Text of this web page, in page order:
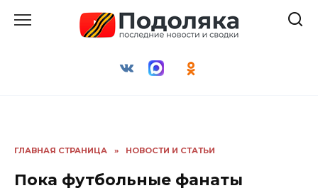
ГЛАВНАЯ СТРАНИЦА » НОВОСТИ И СТАТЬИ
Пока футбольные фанаты